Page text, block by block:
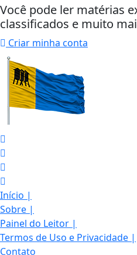
Você pode ler matérias
classificados e muito
Criar minha conta
Início |
Sobre |
Painel do Leitor |
Termos de Uso e Privacidade |
Contato